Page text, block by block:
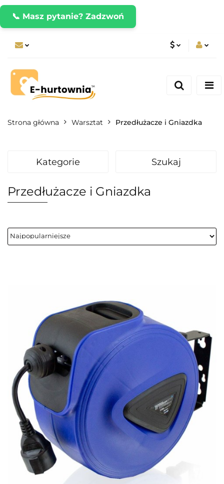
📞 Masz pytanie? Zadzwoń
CZK
Zarejestruj się
Strona główna Warsztat Przedłużacze i Gniazdka
Kategorie Szukaj
Przedłużacze i Gniazdka